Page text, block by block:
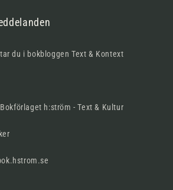
du i bokbloggen Text & Kontext
h:ström - Text & Kultur